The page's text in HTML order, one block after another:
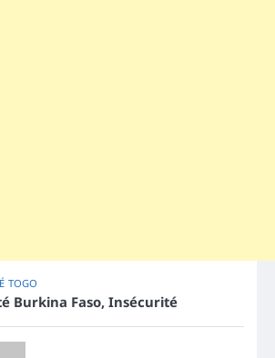
TOGO
Burkina Faso, Insécurité